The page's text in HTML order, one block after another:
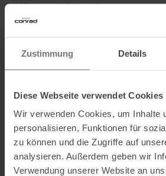
Zustimmung Details
Diese Webseite verwendet Cookies
Wir verwenden Cookies, um Inhalte
personalisieren, Funktionen für
zu können und die Zugriffe auf
analysieren. Außerdem geben wir
Verwendung unserer Website an
• 325 Lumen Lichtausgabe
• Per Knopfdruck variabel einstellbarer
• Flexibles Stirnband für stabilen, gut
• 360-Grad-Sichtbarkeit mit
Informationen zu EU Verordnung GPSR
Name des Herstellers:
Black Diamond